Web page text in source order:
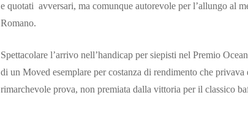
e quotati avversari, ma comunque autorevole per l’allungo al
Romano.
Spettacolare l’arrivo nell’handicap per siepisti nel Premio
di un Moved esemplare per costanza di rendimento che
rimarchevole prova, non premiata dalla vittoria per il classico